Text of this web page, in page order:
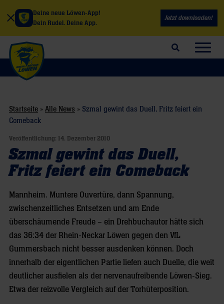
Deine neue Löwen-App!
Dein Rudel. Deine App.
Jetzt downloaden!
Suchfeld öffnen
Startseite » Alle News » Szmal gewint das Duell, Fritz feiert ein
Comeback
Veröffentlichung: 14. Dezember 2010
Szmal gewint das Duell,
Fritz feiert ein Comeback
Mannheim. Muntere Ouvertüre, dann Spannung,
zwischenzeitliches Entsetzen und am Ende
überschäumende Freude – ein Drehbuchautor hätte sich
das 36:34 der Rhein-Neckar Löwen gegen den VfL
Gummersbach nicht besser ausdenken können. Doch
innerhalb der eigentlichen Partie liefen auch Duelle, die weit
deutlicher ausfielen als der nervenaufreibende Löwen-Sieg.
Etwa der reizvolle Vergleich auf der Torhüterposition.